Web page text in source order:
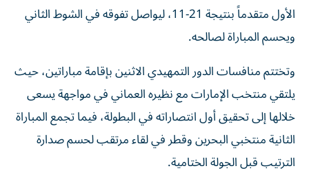
الأول متقدماً بنتيجة 21-11، ليواصل تفوقه في الشوط الثاني
ويحسم المباراة لصالحه.
وتختتم منافسات الدور التمهيدي الاثنين بإقامة مباراتين، حيث
يلتقي منتخب الإمارات مع نظيره العماني في مواجهة يسعى
خلالها إلى تحقيق أول انتصاراته في البطولة، فيما تجمع المباراة
الثانية منتخبي البحرين وقطر في لقاء مرتقب لحسم صدارة
الترتيب قبل الجولة الختامية.